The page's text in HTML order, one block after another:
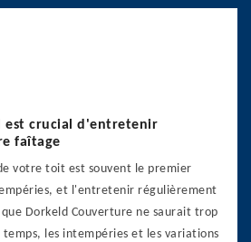
est crucial d'entretenir
faîtage
votre toit est souvent le premier
et l'entretenir régulièrement
Dorkeld Couverture ne saurait trop
temps, les intempéries et les variations